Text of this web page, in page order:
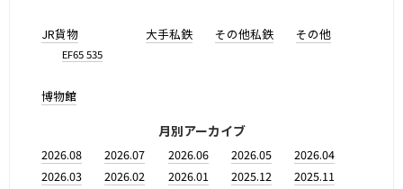
JR貨物
EF65 535
大手私鉄 その他私鉄 その他
博物館
月別アーカイブ
2026.08 2026.07 2026.06 2026.05
2026.04
2026.03
2026.02 2026.01 2025.12
2025.11